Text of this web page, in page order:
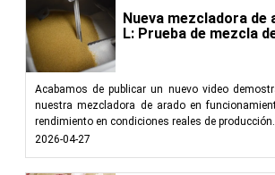
Nueva mezcladora de
L: Prueba de mezcla
Acabamos de publicar un nuevo video
nuestra mezcladora de arado en
rendimiento en condiciones reales de producción.
2026-04-27